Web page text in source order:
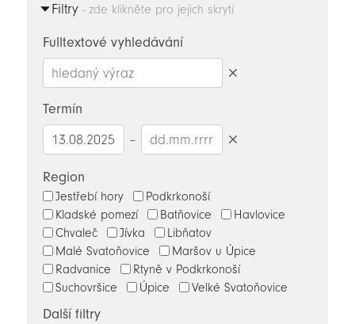
Filtry- zde klikněte pro jejich skrytí
Fulltextové vyhledávání
Termín
–
Region
Jestřebí hory
Podkrkonoší
Kladské pomezí
Batňovice
Havlovice
Chvaleč
Jívka
Libňatov
Malé Svatoňovice
Maršov u Úpice
Radvanice
Rtyně v Podkrkonoší
Suchovršice
Úpice Velké Svatoňovice
Další filtry